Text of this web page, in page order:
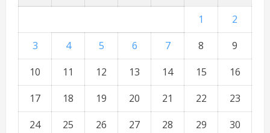
1
2
3
4 5 6 7 8
9
10
11 12 13 14 15
16
17
18 19 20 21 22
23
24
25 26 27 28 29
30